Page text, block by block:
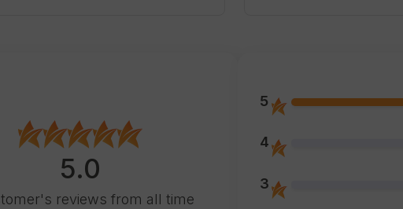
5.0
reviews from all time
5
4
3